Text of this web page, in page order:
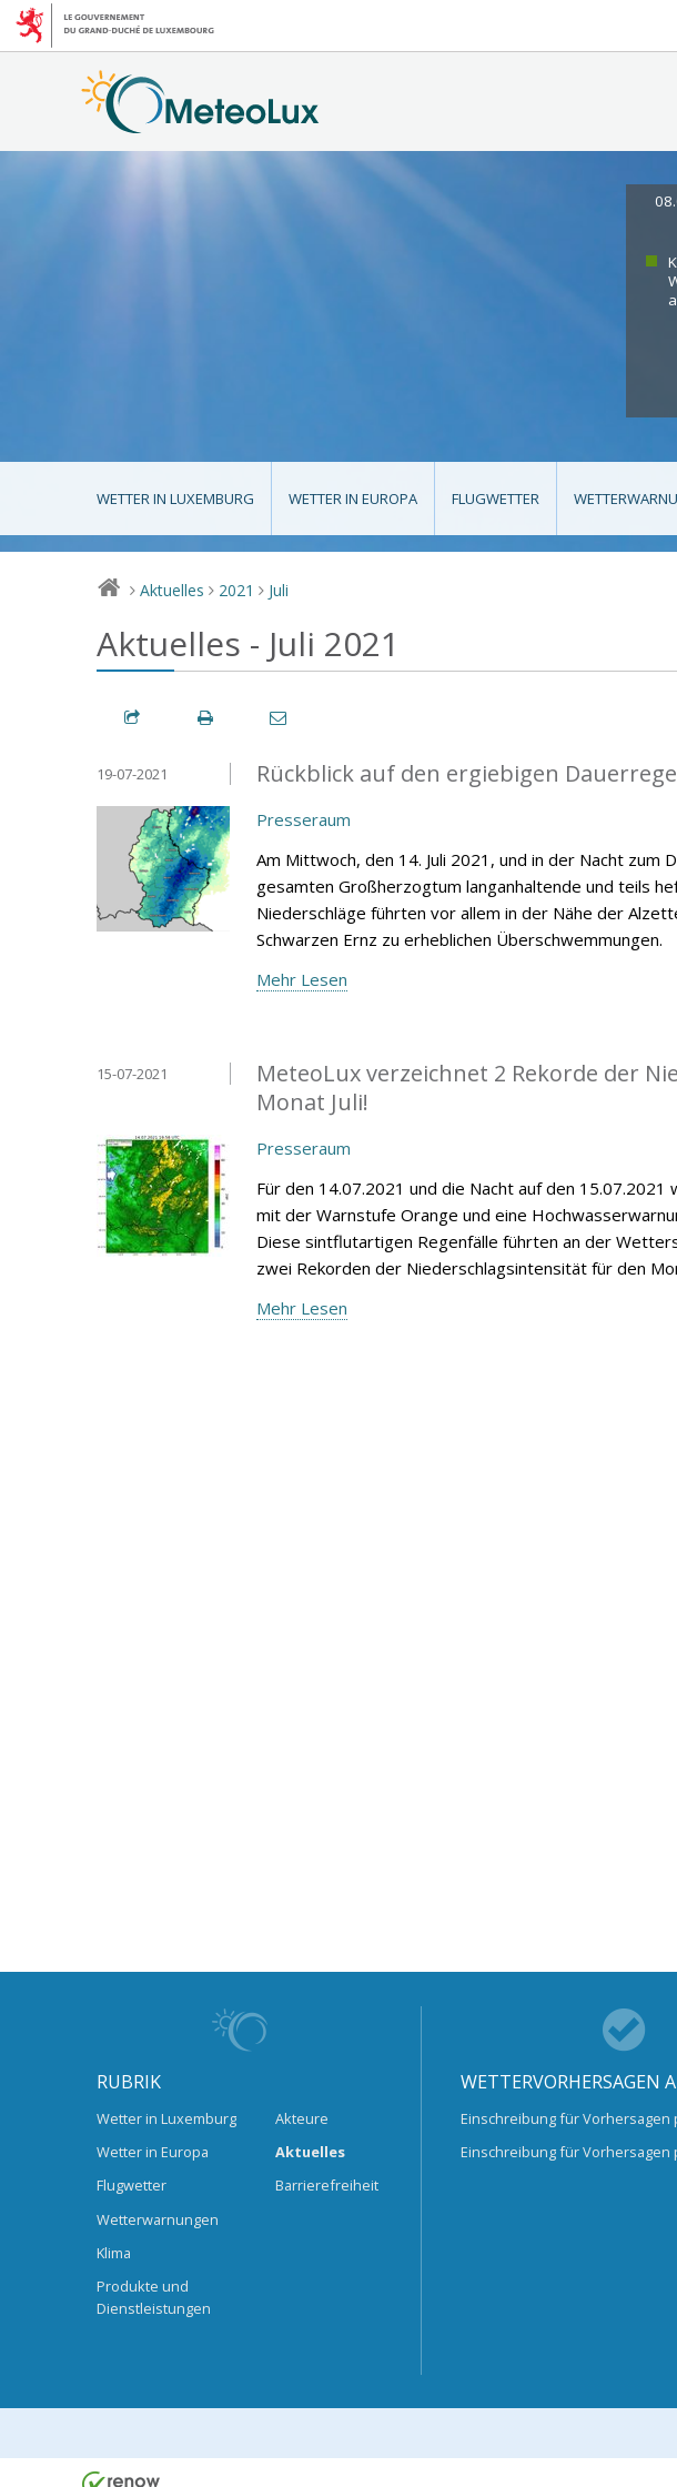
WETTER IN LUXEMBURG WETTER IN EUROPA FLUGWETTER
> Aktuelles > 2021 > Juli
Aktuelles - Juli 2021
Rückblick auf den ergiebigen
19-07-2021
Presseraum
Am Mittwoch, den 14. Juli 2021, und in der Nacht zum
gesamten Großherzogtum langanhaltende und teils
Niederschläge führten vor allem in der Nähe der
Schwarzen Ernz zu erheblichen Überschwemmungen.
Mehr Lesen
MeteoLux verzeichnet 2 Rekorde der
Monat Juli!
15-07-2021
Presseraum
Für den 14.07.2021 und die Nacht auf den
mit der Warnstufe Orange und eine
Diese sintflutartigen Regenfälle führten an der
zwei Rekorden der Niederschlagsintensität für den
Mehr Lesen
RUBRIK
Wetter in Luxemburg
Wetter in Europa
Flugwetter
Wetterwarnungen
Klima
Produkte und
Dienstleistungen
Akteure
Aktuelles
Barrierefreiheit
WETTERVORHERSAGEN
Einschreibung für Vorhersagen
Einschreibung für Vorhersagen